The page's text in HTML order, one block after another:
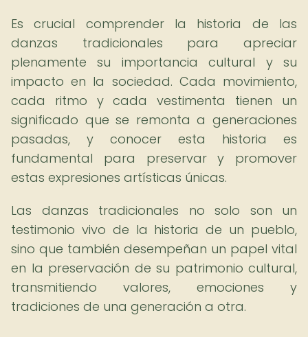
Es crucial comprender la historia de las
danzas tradicionales para apreciar
plenamente su importancia cultural y su
impacto en la sociedad. Cada movimiento,
cada ritmo y cada vestimenta tienen un
significado que se remonta a generaciones
pasadas, y conocer esta historia es
fundamental para preservar y promover
estas expresiones artísticas únicas.
Las danzas tradicionales no solo son un
testimonio vivo de la historia de un pueblo,
sino que también desempeñan un papel vital
en la preservación de su patrimonio cultural,
transmitiendo valores, emociones y
tradiciones de una generación a otra.